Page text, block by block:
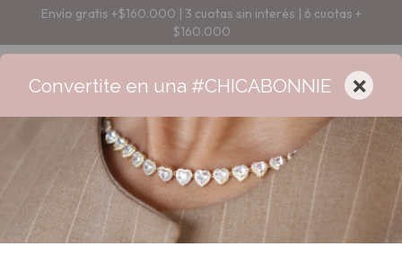
Envío gratis +$160.000 | 3 cuotas sin interés | 6 cuotas +
$160.000
Convertite en una #CHICABONNIE ×